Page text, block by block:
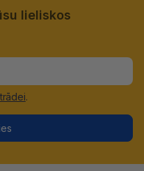
lieliskos
.